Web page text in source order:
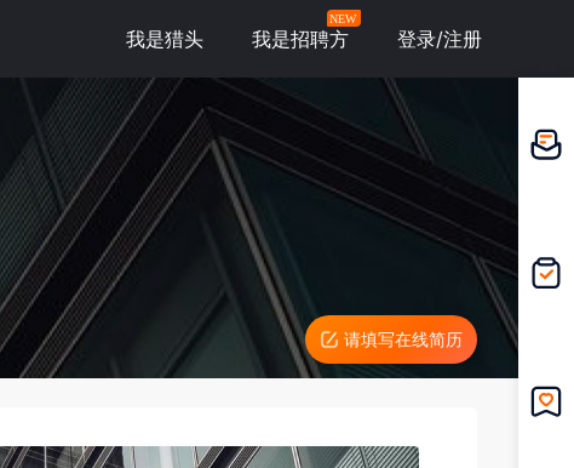
我是猎头 我是招聘方
NEW
登录/注册
请填写在线简历